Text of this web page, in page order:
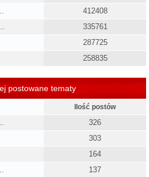
412408
335761
287725
258835
postowane tematy
Ilość postów
326
303
164
137